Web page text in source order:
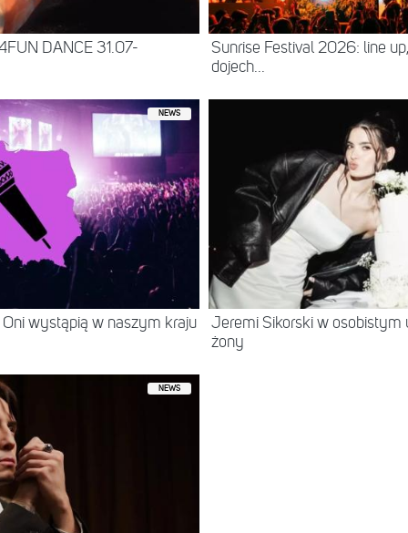
DANCE 31.07-
Sunrise Festival 2026: line
dojech...
NEWS
wystąpią w naszym kraju
Jeremi Sikorski w osobistym
żony
NEWS